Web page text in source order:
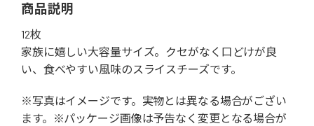
商品説明
12枚
家族に嬉しい大容量サイズ。クセがなく口どけが良
い、食べやすい風味のスライスチーズです。
※写真はイメージです。実物とは異なる場合がござい
ます。※パッケージ画像は予告なく変更となる場合が